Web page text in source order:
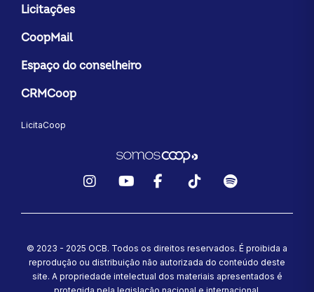
Licitações
CoopMail
Espaço do conselheiro
CRMCoop
LicitaCoop
© 2023 - 2025 OCB. Todos os direitos reservados. É proibida a
reprodução ou distribuição não autorizada do conteúdo deste
site. A propriedade intelectual dos materiais apresentados é